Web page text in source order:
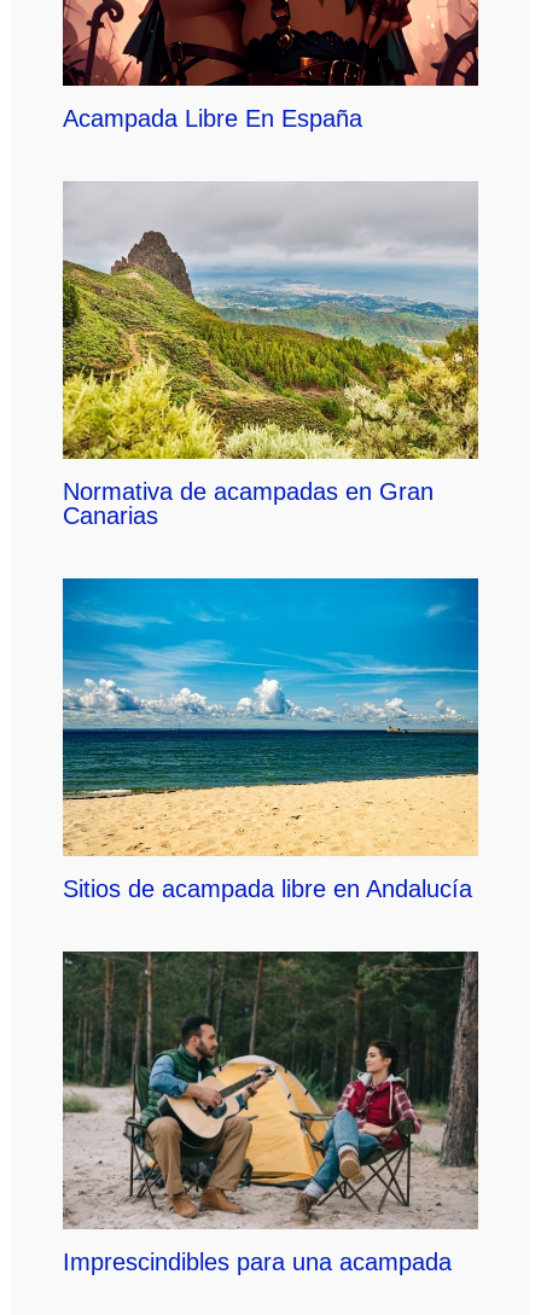
Acampada Libre En España
Normativa de acampadas en Gran
Canarias
Sitios de acampada libre en Andalucía
Imprescindibles para una acampada